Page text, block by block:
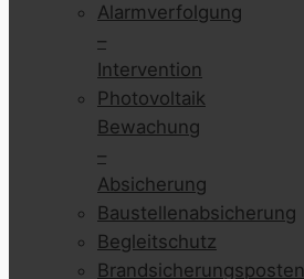
Alarmverfolgung
–
Intervention
Photovoltaik
Bewachung
–
Absicherung
Baustellenabsicherung
Begleitschutz
Brandsicherungsposten